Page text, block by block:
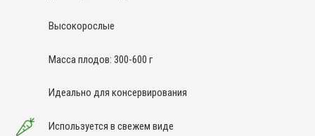
Высокорослые
Масса плодов: 300-600 г
Идеально для консервирования
Используется в свежем виде